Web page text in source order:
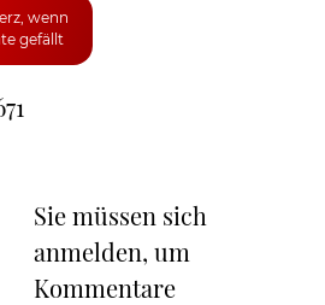
wenn
gefällt
Sie müssen sich
anmelden, um
Kommentare